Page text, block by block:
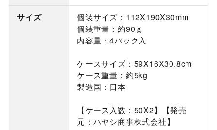
サイズ
個装サイズ：112X190X30mm
個装重量：約90ｇ
内容量：4パック入
ケースサイズ：59X16X30.8cm
ケース重量：約5kg
製造国：日本
【ケース入数：50X2】【発売
元：ハヤシ商事株式会社】